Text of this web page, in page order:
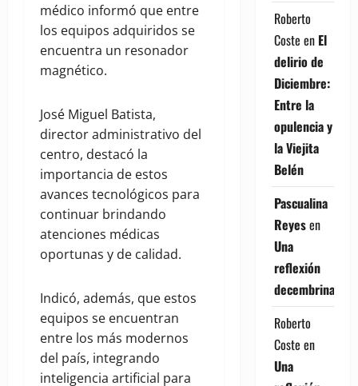
médico informó que entre
los equipos adquiridos se
encuentra un resonador
magnético.
José Miguel Batista,
director administrativo del
centro, destacó la
importancia de estos
avances tecnológicos para
continuar brindando
atenciones médicas
oportunas y de calidad.
Indicó, además, que estos
equipos se encuentran
entre los más modernos
del país, integrando
inteligencia artificial para
Roberto
Coste en El
delirio de
Diciembre:
Entre la
opulencia y
la Viejita
Belén
Pascualina
Reyesen
Una
reflexión
decembrina
Roberto
Coste en
Una